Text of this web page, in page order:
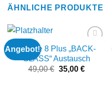
ÄHNLICHE PRODUKTE
Angebot!
Add to
wishlist
iPhone 8 Plus „BACK-
GLASS“ Austausch
49,00€ Ursprünglicher
35,00 €Aktueller